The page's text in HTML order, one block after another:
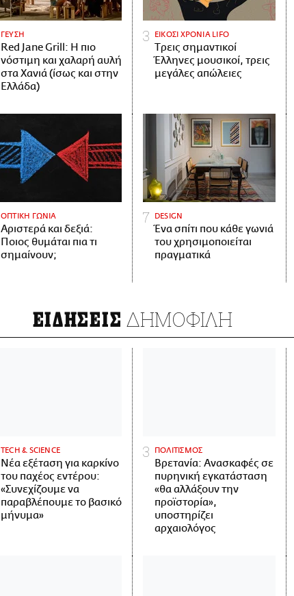
ΓΕΥΣΗ
Red Jane Grill: Η πιο
νόστιμη και χαλαρή αυλή
στα Χανιά (ίσως και στην
Ελλάδα)
ΕΙΚΟΣΙ ΧΡΟΝΙΑ LIFO
Tρεις σημαντικοί
Έλληνες μουσικοί, τρεις
μεγάλες απώλειες
ΟΠΤΙΚΗ ΓΩΝΙΑ
Αριστερά και δεξιά:
Ποιος θυμάται πια τι
σημαίνουν;
DESIGN
Ένα σπίτι που κάθε γωνιά
του χρησιμοποιείται
πραγματικά
ΕΙΔΗΣΕΙΣ ΔΗΜΟΦΙΛΗ
ΤECH & SCIENCE
Νέα εξέταση για καρκίνο
του παχέος εντέρου:
«Συνεχίζουμε να
παραβλέπουμε το βασικό
μήνυμα»
ΠΟΛΙΤΙΣΜΟΣ
Βρετανία: Ανασκαφές σε
πυρηνική εγκατάσταση
«θα αλλάξουν την
προϊστορία»,
υποστηρίζει
αρχαιολόγος